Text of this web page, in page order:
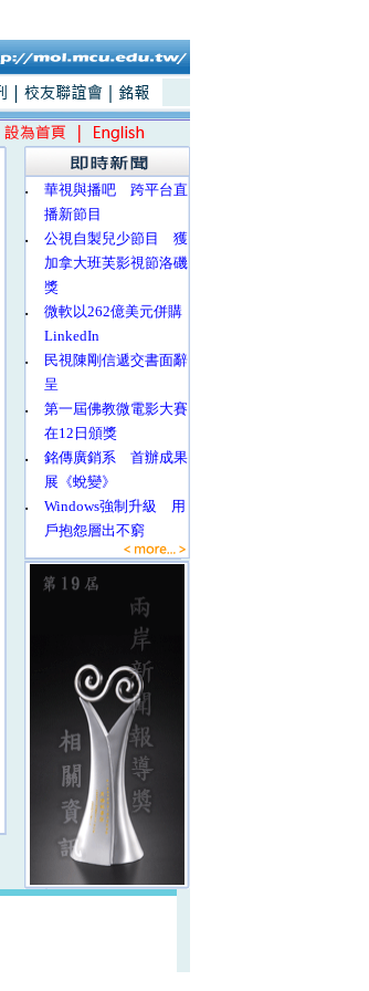
‧
華視與播吧 跨平台直
播新節目
‧
公視自製兒少節目 獲
加拿大班芙影視節洛磯
獎
‧
微軟以262億美元併購
LinkedIn
‧
民視陳剛信遞交書面辭
呈
‧
第一屆佛教微電影大賽
在12日頒獎
‧
銘傳廣銷系 首辦成果
展《蛻變》
‧
Windows強制升級 用
戶抱怨層出不窮